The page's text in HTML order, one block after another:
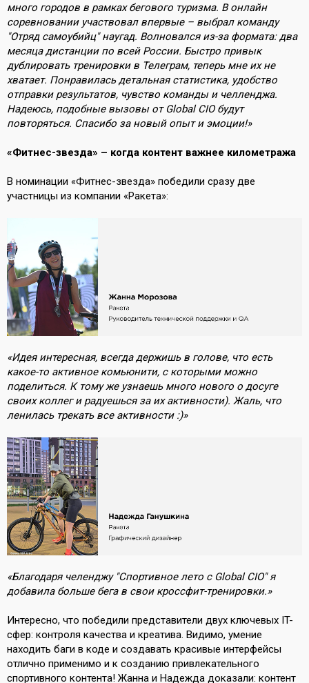
много городов в рамках бегового туризма. В онлайн
соревновании участвовал впервые – выбрал команду
"Отряд самоубийц" наугад. Волновался из-за формата: два
месяца дистанции по всей России. Быстро привык
дублировать тренировки в Телеграм, теперь мне их не
хватает. Понравилась детальная статистика, удобство
отправки результатов, чувство команды и челленджа.
Надеюсь, подобные вызовы от Global CIO будут
повторяться. Спасибо за новый опыт и эмоции!»
«Фитнес-звезда» – когда контент важнее километража
В номинации «Фитнес-звезда» победили сразу две
участницы из компании «Ракета»:
«Идея интересная, всегда держишь в голове, что есть
какое-то активное комьюнити, с которыми можно
поделиться. К тому же узнаешь много нового о досуге
своих коллег и радуешься за их активности). Жаль, что
ленилась трекать все активности :)»
«Благодаря челенджу "Спортивное лето с Global CIO" я
добавила больше бега в свои кроссфит-тренировки.»
Интересно, что победили представители двух ключевых IT-
сфер: контроля качества и креатива. Видимо, умение
находить баги в коде и создавать красивые интерфейсы
отлично применимо и к созданию привлекательного
спортивного контента! Жанна и Надежда доказали: контент